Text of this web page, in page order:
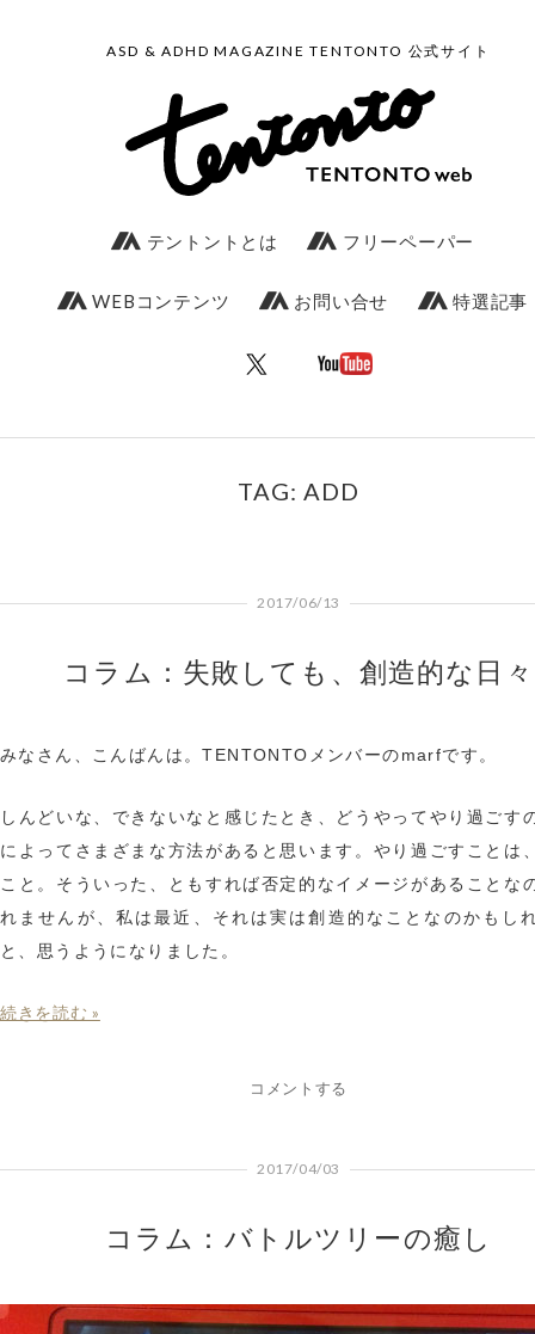
ASD & ADHD MAGAZINE TENTONTO 公式サイト
テントントとは フリーペーパー
WEBコンテンツ お問い合せ 特選記事
TAG: ADD
2017/06/13
コラム：失敗しても、創造的な日々
みなさん、こんばんは。TENTONTOメンバーのmarfです。
しんどいな、できないなと感じたとき、どうやってやり過ごす
によってさまざまな方法があると思います。やり過ごすことは
こと。そういった、ともすれば否定的なイメージがあることな
れませんが、私は最近、それは実は創造的なことなのかもし
と、思うようになりました。
続きを読む »
コメントする
2017/04/03
コラム：バトルツリーの癒し